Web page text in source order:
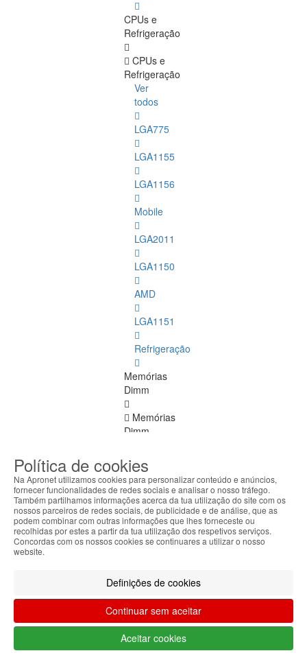
CPUs e
Refrigeração
CPUs e
Refrigeração
Ver
todos
LGA775
LGA1155
LGA1156
Mobile
LGA2011
LGA1150
AMD
LGA1151
Refrigeração
Memórias
Dimm
Memórias
Dimm
DDR
4
ECC
DDR
DDR
2
DDR
3
Política de cookies
Na Apronet utilizamos cookies para personalizar conteúdo e anúncios,
fornecer funcionalidades de redes sociais e analisar o nosso tráfego.
Também partilhamos informações acerca da tua utilização do site com os
nossos parceiros de redes sociais, de publicidade e de análise, que as
podem combinar com outras informações que lhes forneceste ou
recolhidas por estes a partir da tua utilização dos respetivos serviços.
Concordas com os nossos cookies se continuares a utilizar o nosso
website.
Definições de cookies
Continuar sem aceitar
Aceitar cookies